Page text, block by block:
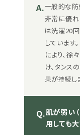
A.一般的な防
非常に優れ
は洗濯20
していま
により、徐
け、タンス
果が持続し
Q.肌が弱い
用しても